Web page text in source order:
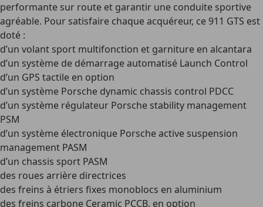
performante sur route et garantir une conduite sportive
agréable. Pour satisfaire chaque acquéreur, ce 911 GTS est
doté :
d’un volant sport multifonction et garniture en alcantara
d’un système de démarrage automatisé Launch Control
d’un GPS tactile en option
d’un système Porsche dynamic chassis control PDCC
d’un système régulateur Porsche stability management
PSM
d’un système électronique Porsche active suspension
management PASM
d’un chassis sport PASM
des roues arrière directrices
des freins à étriers fixes monoblocs en aluminium
des freins carbone Ceramic PCCB, en option